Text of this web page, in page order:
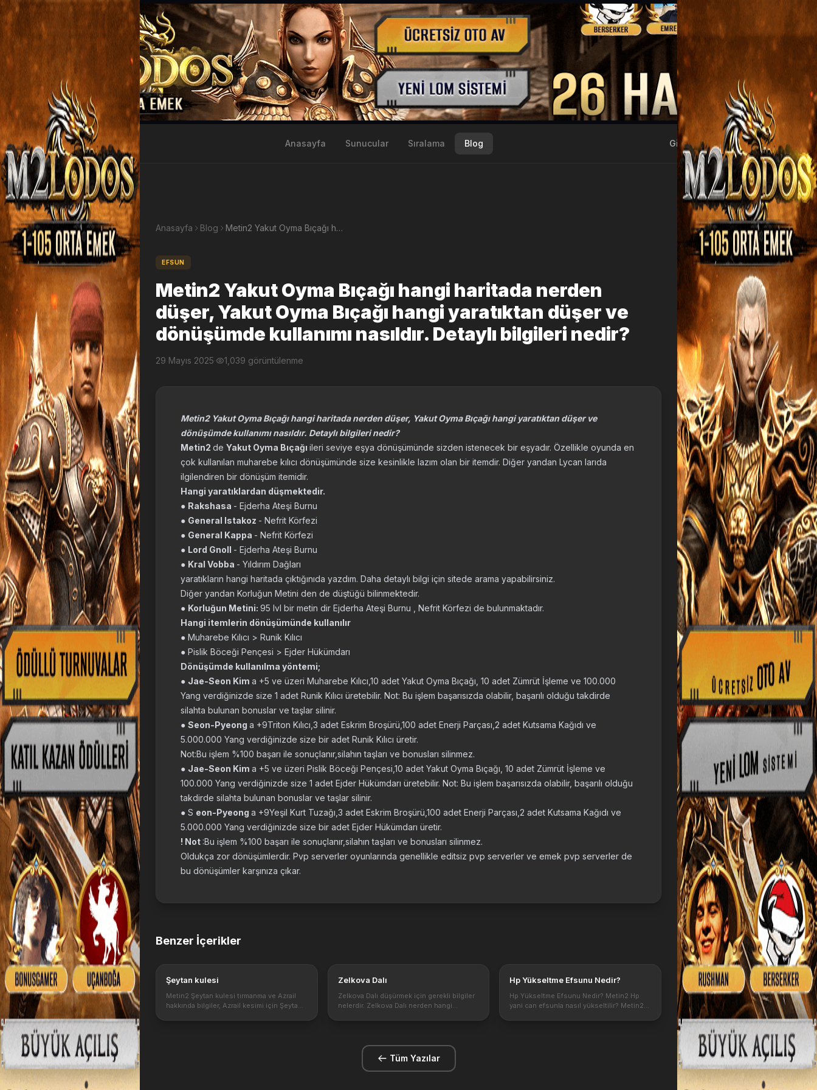
EP Kazan Anasayfa Sunucular Sıralama Blog Giriş Yap Kayıt Ol
Anasayfa Blog Metin2 Yakut Oyma Bıçağı hangi haritada nerden düşer, Yakut Oyma Bıçağı hangi yaratıktan düşer ve dönüşümde kullanımı nasıldır. Detaylı bilgileri nedir?
EFSUN
Metin2 Yakut Oyma Bıçağı hangi haritada nerden
düşer, Yakut Oyma Bıçağı hangi yaratıktan düşer ve
dönüşümde kullanımı nasıldır. Detaylı bilgileri nedir?
29 Mayıs 2025· 1,039 görüntülenme
Metin2 Yakut Oyma Bıçağı hangi haritada nerden düşer, Yakut Oyma Bıçağı hangi yaratıktan düşer ve
dönüşümde kullanımı nasıldır. Detaylı bilgileri nedir?
Metin2 de Yakut Oyma Bıçağı ileri seviye eşya dönüşümünde sizden istenecek bir eşyadır. Özellikle oyunda en
çok kullanılan muharebe kılıcı dönüşümünde size kesinlikle lazım olan bir itemdir. Diğer yandan Lycan larıda
ilgilendiren bir dönüşüm itemidir.
Hangi yaratıklardan düşmektedir.
● Rakshasa - Ejderha Ateşi Burnu
● General Istakoz - Nefrit Körfezi
● General Kappa - Nefrit Körfezi
● Lord Gnoll - Ejderha Ateşi Burnu
● Kral Vobba - Yıldırım Dağları
yaratıkların hangi haritada çıktığınıda yazdım. Daha detaylı bilgi için sitede arama yapabilirsiniz.
Diğer yandan Korluğun Metini den de düştüğü bilinmektedir.
● Korluğun Metini: 95 lvl bir metin dir Ejderha Ateşi Burnu , Nefrit Körfezi de bulunmaktadır.
Hangi itemlerin dönüşümünde kullanılır
● Muharebe Kılıcı > Runik Kılıcı
● Pislik Böceği Pençesi > Ejder Hükümdarı
Dönüşümde kullanılma yöntemi;
● Jae-Seon Kim a +5 ve üzeri Muharebe Kılıcı,10 adet Yakut Oyma Bıçağı, 10 adet Zümrüt İşleme ve 100.000
Yang verdiğinizde size 1 adet Runik Kılıcı üretebilir. Not: Bu işlem başarısızda olabilir, başarılı olduğu takdirde
silahta bulunan bonuslar ve taşlar silinir.
● Seon-Pyeong a +9Triton Kılıcı,3 adet Eskrim Broşürü,100 adet Enerji Parçası,2 adet Kutsama Kağıdı ve
5.000.000 Yang verdiğinizde size bir adet Runik Kılıcı üretir.
Not:Bu işlem %100 başarı ile sonuçlanır,silahın taşları ve bonusları silinmez.
● Jae-Seon Kim a +5 ve üzeri Pislik Böceği Pençesi,10 adet Yakut Oyma Bıçağı, 10 adet Zümrüt İşleme ve
100.000 Yang verdiğinizde size 1 adet Ejder Hükümdarı üretebilir. Not: Bu işlem başarısızda olabilir, başarılı olduğu
takdirde silahta bulunan bonuslar ve taşlar silinir.
● S eon-Pyeong a +9Yeşil Kurt Tuzağı,3 adet Eskrim Broşürü,100 adet Enerji Parçası,2 adet Kutsama Kağıdı ve
5.000.000 Yang verdiğinizde size bir adet Ejder Hükümdarı üretir.
! Not :Bu işlem %100 başarı ile sonuçlanır,silahın taşları ve bonusları silinmez.
Oldukça zor dönüşümlerdir. Pvp serverler oyunlarında genellikle editsiz pvp serverler ve emek pvp serverler de
bu dönüşümler karşınıza çıkar.
Benzer İçerikler
Şeytan kulesi
Metin2 Şeytan kulesi tırmanma ve Azrail
hakkında bilgiler, Azrail kesimi için Şeytan
Zelkova Dalı
Zelkova Dalı düşürmek için gerekli bilgiler
nelerdir. Zelkova Dalı nerden hangi
dalı biy...
Hp Yükseltme Efsunu Nedir?
Hp Yükseltme Efsunu Nedir? Metin2 Hp
yani can efsunla nasıl yükseltilir? Metin2
Tüm Yazılar